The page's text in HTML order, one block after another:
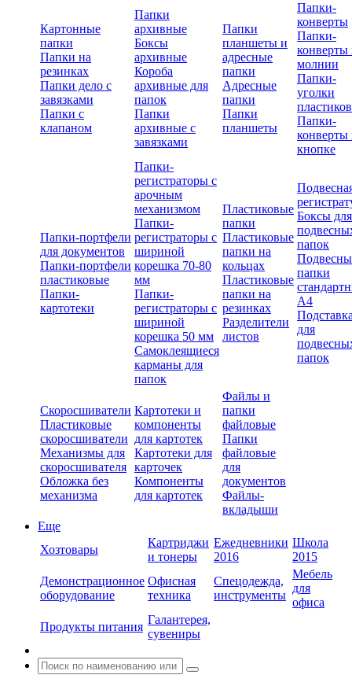
Картонные
папки
Папки на
резинках
Папки дело с
завязками
Папки с
клапаном
Папки
архивные
Боксы
архивные
Короба
архивные для
папок
Папки
архивные с
завязками
Папки
планшеты и
адресные
папки
Адресные
папки
Папки
планшеты
Папки-
конверты
Папки-
конверты
молнии
Папки-
уголки
Папки-
конверты
кнопке
Папки-портфели
для документов
Папки-портфели
пластиковые
Папки-
картотеки
Папки-
регистраторы с
арочным
механизмом
Папки-
регистраторы с
шириной
корешка 70-80
мм
Папки-
регистраторы с
шириной
корешка 50 мм
Самоклеящиеся
карманы для
папок
Пластиковые
папки
Пластиковые
папки на
кольцах
Пластиковые
папки на
резинках
Разделители
листов
Боксы для
папок
папки
А4
для
папок
Скоросшиватели
Пластиковые
скоросшиватели
Механизмы для
скоросшивателя
Обложка без
механизма
Картотеки и
компоненты
для картотек
Картотеки для
карточек
Компоненты
для картотек
Файлы и
папки
файловые
Папки
файловые
для
документов
Файлы-
вкладыши
Еще
Хозтовары
Картриджи
и тонеры
Ежедневники
2016
Школа
2015
Демонстрационное
оборудование
Офисная
техника
Спецодежда,
инструменты
Мебель
для
офиса
Продукты питания
Галантерея,
сувениры